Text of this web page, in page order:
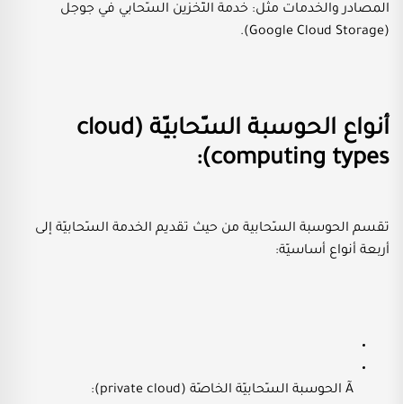
المصادر والخدمات مثل: خدمة التّخزين السّحابي في جوجل
(Google Cloud Storage).
أنواع الحوسبة السّحابيّة (cloud
computing types):
تقسم الحوسبة السّحابية من حيث تقديم الخدمة السّحابيّة إلى
أربعة أنواع أساسيّة:
Ã الحوسبة السّحابيّة الخاصّة (private cloud):